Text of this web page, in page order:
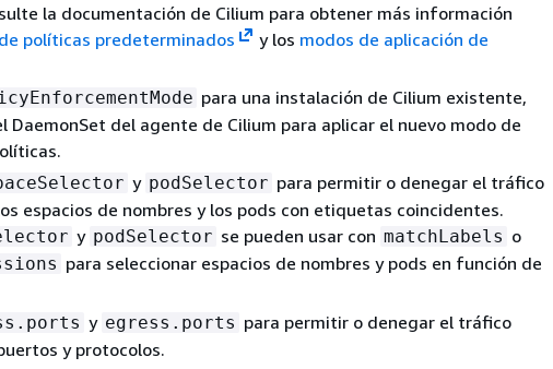
la documentación de Cilium para obtener más información
políticas predeterminados y los modos de aplicación de
para una instalación de Cilium existente,
DaemonSet del agente de Cilium para aplicar el nuevo modo de
y podSelector para permitir o denegar el tráfico
espacios de nombres y los pods con etiquetas coincidentes.
y podSelector se pueden usar con matchLabels o
para seleccionar espacios de nombres y pods en función de
y egress.ports para permitir o denegar el tráfico
y protocolos.